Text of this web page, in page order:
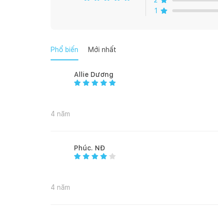
- An toàn với máy rửa chén, dễ vệ sinh, an toàn
- Thành nồi trơn bóng, chống bám dính và dễ dàng
ngon hơn.
1
Phổ biến Mới nhất
Allie Dương
4 năm
Phúc. NĐ
4 năm